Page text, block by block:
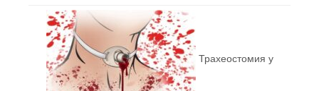
Трахеостомия у